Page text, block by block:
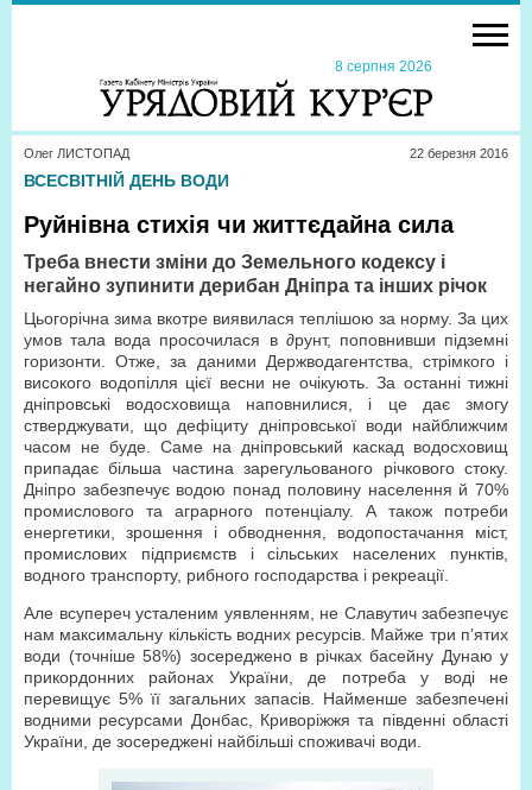
8 серпня 2026
Олег ЛИСТОПАД 22 березня 2016
ВСЕСВІТНІЙ ДЕНЬ ВОДИ
Руйнівна стихія чи життєдайна сила
Треба внести зміни до Земельного кодексу і
негайно зупинити дерибан Дніпра та інших річок
Цьогорічна зима вкотре виявилася теплішою за норму. За цих
умов тала вода просочилася в ∂рунт, поповнивши підземні
горизонти. Отже, за даними Держводагентства, стрімкого і
високого водопілля цієї весни не очікують. За останні тижні
дніпровські водосховища наповнилися, і це дає змогу
стверджувати, що дефіциту дніпровської води найближчим
часом не буде. Саме на дніпровський каскад водосховищ
припадає більша частина зарегульованого річкового стоку.
Дніпро забезпечує водою понад половину населення й 70%
промислового та аграрного потенціалу. А також потреби
енергетики, зрошення і обводнення, водопостачання міст,
промислових підприємств і сільських населених пунктів,
водного транспорту, рибного господарства і рекреації.
Але всупереч усталеним уявленням, не Славутич забезпечує
нам максимальну кількість водних ресурсів. Майже три п’ятих
води (точніше 58%) зосереджено в річках басейну Дунаю у
прикордонних районах України, де потреба у воді не
перевищує 5% її загальних запасів. Найменше забезпечені
водними ресурсами Донбас, Криворіжжя та південні області
України, де зосереджені найбільші споживачі води.